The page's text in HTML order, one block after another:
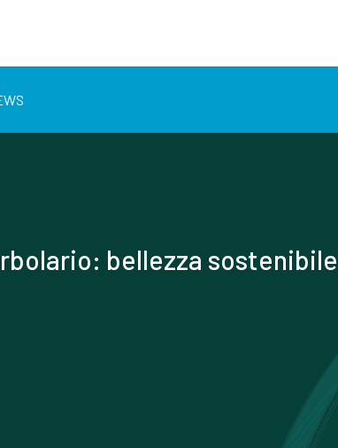
bellezza sostenibile